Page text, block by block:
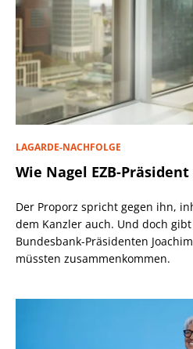
LAGARDE-NACHFOLGE
Wie Nagel EZB-
Der Proporz spricht gegen ihn,
dem Kanzler auch. Und doch
Bundesbank-Präsidenten
müssten zusammenkommen.